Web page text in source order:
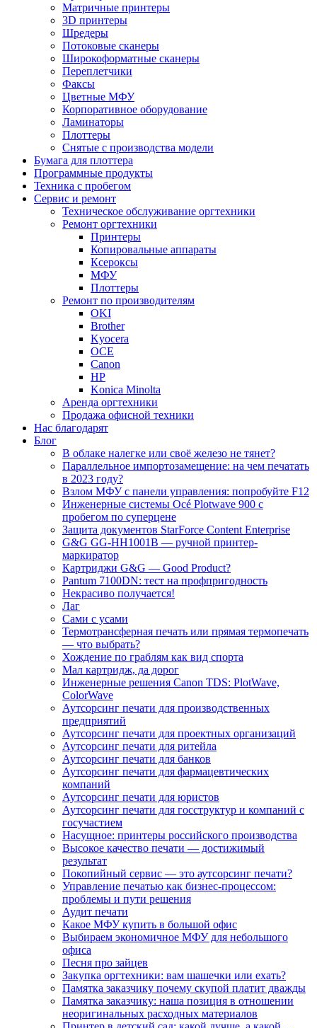
Матричные принтеры
3D принтеры
Шредеры
Потоковые сканеры
Широкоформатные сканеры
Переплетчики
Факсы
Цветные МФУ
Корпоративное оборудование
Ламинаторы
Плоттеры
Снятые с производства модели
Бумага для плоттера
Программные продукты
Техника с пробегом
Сервис и ремонт
Техническое обслуживание оргтехники
Ремонт оргтехники
Принтеры
Копировальные аппараты
Ксероксы
МФУ
Плоттеры
Ремонт по производителям
OKI
Brother
Kyocera
OCE
Canon
HP
Konica Minolta
Аренда оргтехники
Продажа офисной техники
Нас благодарят
Блог
В облаке налегке или своё железо не тянет?
Параллельное импортозамещение: на чем печатать
в 2023 году?
Взлом МФУ с панели управления: попробуйте F12
Инженерные системы Océ Plotwave 900 с
пробегом по суперцене
Защита документов StarForce Content Enterprise
G&G GG-HH1001B — ручной принтер-
маркиратор
Картриджи G&G — Good Product?
Pantum 7100DN: тест на профпригодность
Некрасиво получается!
Лаг
Сами с усами
Термотрансферная печать или прямая термопечать
— что выбрать?
Хождение по граблям как вид спорта
Мал картридж, да дорог
Инженерные решения Canon TDS: PlotWave,
ColorWave
Аутсорсинг печати для производственных
предприятий
Аутсорсинг печати для проектных организаций
Аутсорсинг печати для ритейла
Аутсорсинг печати для банков
Аутсорсинг печати для фармацевтических
компаний
Аутсорсинг печати для юристов
Аутсорсинг печати для госструктур и компаний с
госучастием
Насущное: принтеры российского производства
Высокое качество печати — достижимый
результат
Покопийный сервис — это аутсорсинг печати?
Управление печатью как бизнес-процессом:
проблемы и пути решения
Аудит печати
Какое МФУ купить в большой офис
Выбираем экономичное МФУ для небольшого
офиса
Песня про зайцев
Закупка оргтехники: вам шашечки или ехать?
Памятка заказчику почему скупой платит дважды
Памятка заказчику: наша позиция в отношении
неоригинальных расходных материалов